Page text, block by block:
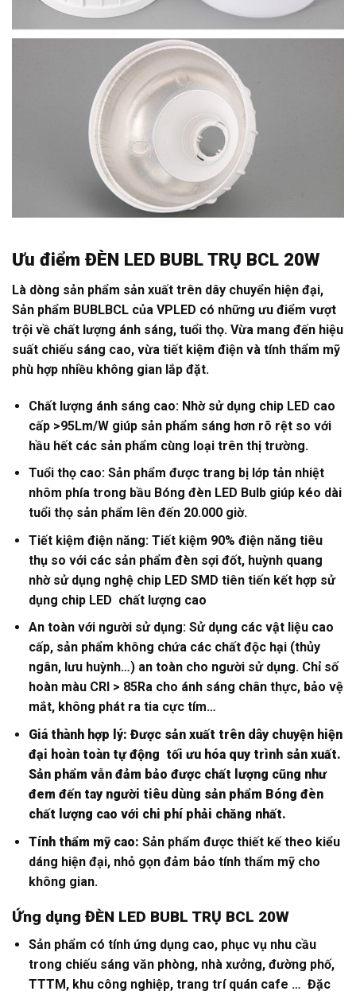
Ưu điểm ĐÈN LED BUBL TRỤ BCL 20W
Là dòng sản phẩm sản xuất trên dây chuyển hiện đại,
Sản phẩm BUBLBCL của VPLED có những ưu điểm vượt
trội về chất lượng ánh sáng, tuổi thọ. Vừa mang đến hiệu
suất chiếu sáng cao, vừa tiết kiệm điện và tính thẩm mỹ
phù hợp nhiều không gian lắp đặt.
Chất lượng ánh sáng cao: Nhờ sử dụng chip LED cao
cấp >95Lm/W giúp sản phẩm sáng hơn rõ rệt so với
hầu hết các sản phẩm cùng loại trên thị trường.
Tuổi thọ cao: Sản phẩm được trang bị lớp tản nhiệt
nhôm phía trong bầu Bóng đèn LED Bulb giúp kéo dài
tuổi thọ sản phẩm lên đến 20.000 giờ.
Tiết kiệm điện năng: Tiết kiệm 90% điện năng tiêu
thụ so với các sản phẩm đèn sợi đốt, huỳnh quang
nhờ sử dụng nghệ chip LED SMD tiên tiến kết hợp sử
dụng chip LED chất lượng cao
An toàn với người sử dụng: Sử dụng các vật liệu cao
cấp, sản phẩm không chứa các chất độc hại (thủy
ngân, lưu huỳnh…) an toàn cho người sử dụng. Chỉ số
hoàn màu CRI > 85Ra cho ánh sáng chân thực, bảo vệ
mắt, không phát ra tia cực tím…
Giá thành hợp lý: Được sản xuất trên dây chuyện hiện
đại hoàn toàn tự động tối ưu hóa quy trình sản xuất.
Sản phẩm vẫn đảm bảo được chất lượng cũng như
đem đến tay người tiêu dùng sản phẩm Bóng đèn
chất lượng cao với chi phí phải chăng nhất.
Tính thẩm mỹ cao: Sản phẩm được thiết kế theo kiểu
dáng hiện đại, nhỏ gọn đảm bảo tính thẩm mỹ cho
không gian.
Ứng dụng ĐÈN LED BUBL TRỤ BCL 20W
Sản phẩm có tính ứng dụng cao, phục vụ nhu cầu
trong chiếu sáng văn phòng, nhà xưởng, đường phố,
TTTM, khu công nghiệp, trang trí quán cafe … Đặc